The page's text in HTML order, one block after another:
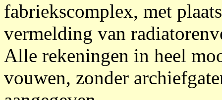
fabriekscomplex, met
vermelding van
Alle rekeningen in heel
vouwen, zonder